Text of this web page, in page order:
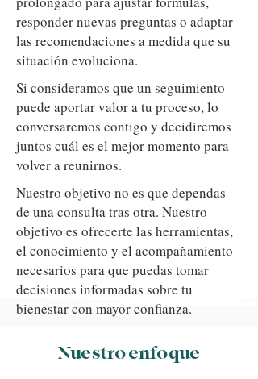
responder nuevas preguntas o adaptar
las recomendaciones a medida que su
situación evoluciona.
Si consideramos que un seguimiento
puede aportar valor a tu proceso, lo
conversaremos contigo y decidiremos
juntos cuál es el mejor momento para
volver a reunirnos.
Nuestro objetivo no es que dependas
de una consulta tras otra. Nuestro
objetivo es ofrecerte las herramientas,
el conocimiento y el acompañamiento
necesarios para que puedas tomar
decisiones informadas sobre tu
bienestar con mayor confianza.
Nuestro enfoque